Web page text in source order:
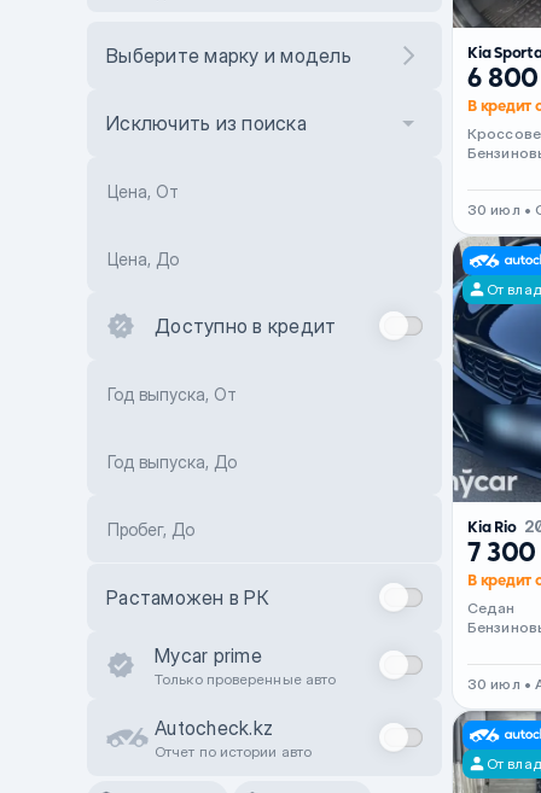
Выберите марку и модель
Исключить из поиска
Цена, От
Цена, До
Доступно в кредит
Год выпуска, От
Год выпуска, До
Пробег, До
Растаможен в РК
Mycar prime
Только проверенные авто
Autocheck.kz
Отчет по истории авто
Kia
6
В кредит
30 июл •
От
Kia Rio
7
В кредит
Седан
30 июл •
От